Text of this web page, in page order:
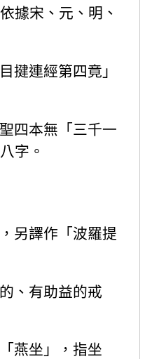
據宋、元、明、
揵連經第四竟」
四本無「三千一
字。
另譯作「波羅提
、有助益的戒
燕坐」，指坐